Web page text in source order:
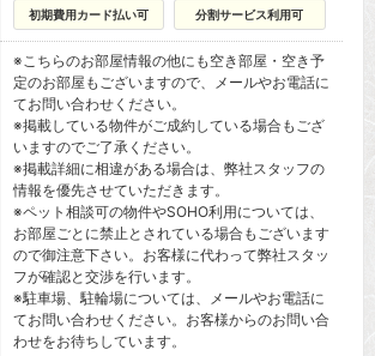
初期費用カード払い可 分割サービス利用可
※こちらのお部屋情報の他にも空き部屋・空き予
定のお部屋もございますので、メールやお電話に
てお問い合わせください。
※掲載している物件がご成約している場合もござ
いますのでご了承ください。
※掲載詳細に相違がある場合は、弊社スタッフの
情報を優先させていただきます。
※ペット相談可の物件やSOHO利用については、
お部屋ごとに禁止とされている場合もございます
ので御注意下さい。お客様に代わって弊社スタッ
フが確認と交渉を行います。
※駐車場、駐輪場については、メールやお電話に
てお問い合わせください。お客様からのお問い合
わせをお待ちしています。